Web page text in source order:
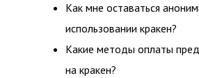
Как мне оставаться
использовании кракен?
Какие методы оплаты
на кракен?